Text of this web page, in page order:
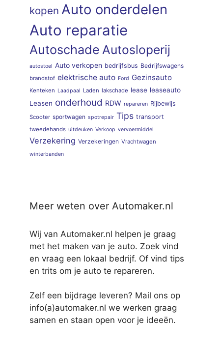
kopen Auto onderdelen
Auto reparatie
Autoschade Autosloperij
autostoel Auto verkopen bedrijfsbus Bedrijfswagens
brandstof elektrische auto Ford Gezinsauto
Kenteken Laadpaal Laden lakschade lease leaseauto
Leasen onderhoud RDW repareren Rijbewijs
Scooter sportwagen spotrepair Tips transport
tweedehands uitdeuken Verkoop vervoermiddel
Verzekering Verzekeringen Vrachtwagen
winterbanden
Meer weten over Automaker.nl
Wij van Automaker.nl helpen je graag
met het maken van je auto. Zoek vind
en vraag een lokaal bedrijf. Of vind tips
en trits om je auto te repareren.
Zelf een bijdrage leveren? Mail ons op
info(a)automaker.nl we werken graag
samen en staan open voor je ideeën.